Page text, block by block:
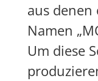
aus
Namen
Um diese